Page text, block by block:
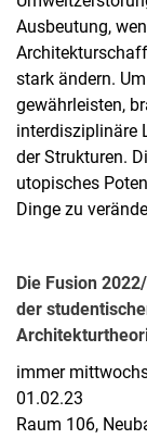
Ausbeutung,
stark ändern.
gewährleisten,
interdisziplinäre
der Strukturen.
utopisches
Dinge zu
Die Fusion
der
immer
01.02.23
Raum 106,